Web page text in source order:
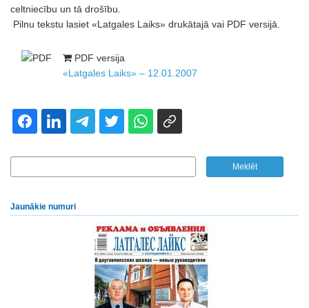
celtniecību un tā drošību.
Pilnu tekstu lasiet «Latgales Laiks» drukātajā vai PDF versijā.
PDF versija
«Latgales Laiks» – 12.01.2007
Jaunākie numuri